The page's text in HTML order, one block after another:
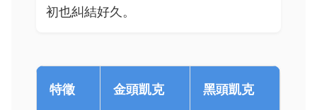
初也糾結好久。
特徵 金頭凱克 黑頭凱克